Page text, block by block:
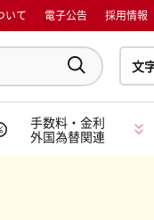
手数料・金利
外国為替関連
いて 電子公告 採用情報